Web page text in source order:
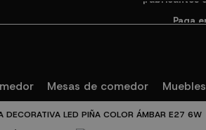
Mesas de comedor Muebles
DECORATIVA LED PIÑA COLOR ÁMBAR E27 6W